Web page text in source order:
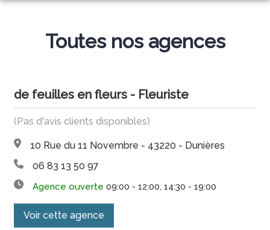
ORGANISER DES OBSÈQUES
SERVICES AUX FAMILLES
NOS AGENCES
POMPES FUNÈBRES GROUSSON – FLEURISTE
ESPACES HOMMAGES
Toutes nos agences
de feuilles en fleurs - Fleuriste
(Pas d'avis clients disponibles)
10 Rue du 11 Novembre - 43220 - Dunières
06 83 13 50 97
Agence ouverte 09:00 - 12:00, 14:30 - 19:00
Voir cette agence